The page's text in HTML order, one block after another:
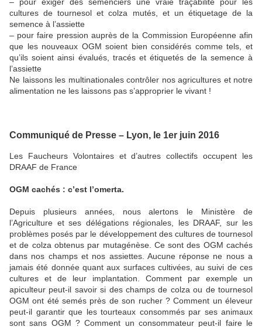
cultures de tournesol et colza mutés, et un étiquetage de la
semence à l’assiette
– pour faire pression auprès de la Commission Européenne afin
que les nouveaux OGM soient bien considérés comme tels, et
qu’ils soient ainsi évalués, tracés et étiquetés de la semence à
l’assiette
Ne laissons les multinationales contrôler nos agricultures et notre
alimentation ne les laissons pas s’approprier le vivant !
Communiqué de Presse – Lyon, le 1er juin 2016
Les Faucheurs Volontaires et d’autres collectifs occupent les
DRAAF de France
OGM cachés : c’est l’omerta.
Depuis plusieurs années, nous alertons le Ministère de
l’Agriculture et ses délégations régionales, les DRAAF, sur les
problèmes posés par le développement des cultures de tournesol
et de colza obtenus par mutagénèse. Ce sont des OGM cachés
dans nos champs et nos assiettes. Aucune réponse ne nous a
jamais été donnée quant aux surfaces cultivées, au suivi de ces
cultures et de leur implantation. Comment par exemple un
apiculteur peut-il savoir si des champs de colza ou de tournesol
OGM ont été semés près de son rucher ? Comment un éleveur
peut-il garantir que les tourteaux consommés par ses animaux
sont sans OGM ? Comment un consommateur peut-il faire le